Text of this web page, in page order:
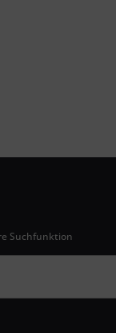
Suchfunktion